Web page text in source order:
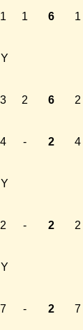
1 1 6 1
3 2 6 2
4 - 2 4
2 - 2 2
7 - 2 7